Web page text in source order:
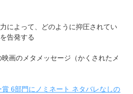
によって、どのように抑圧されてい
告発する
画のメタメッセージ（かくされたメ
賞 6部門にノミネート ネタバレなしの